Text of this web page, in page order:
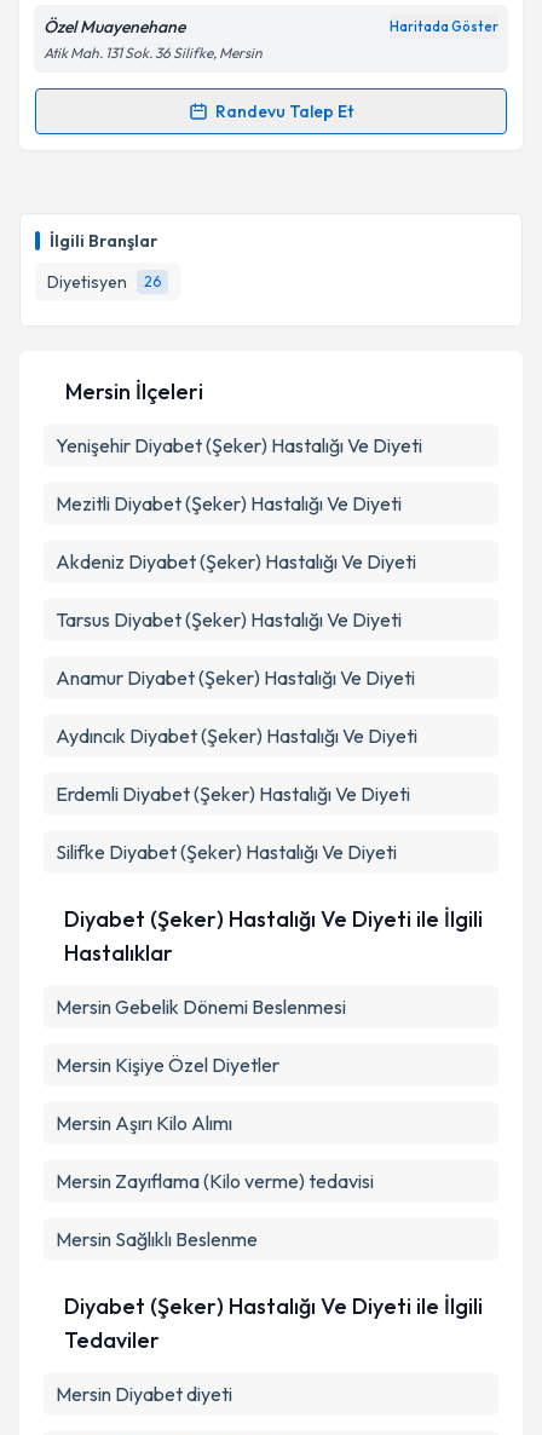
İlgili Branşlar
Diyetisyen
26
Kişisel verilerimin işlenmesine ilişkin
Metni'ni okudum ve kişisel verilerimin belirtilen
Özel Muayenehane Haritada Göster
Atik Mah. 131 Sok. 36 Silifke, Mersin
Randevu Talep Et
Randevu Takvimi Talebi
için bir takvim hazırlandığında e-posta ile
bilgilendireceğiz.
E-posta Adresiniz
Kişisel verilerimin işlenmesine ilişkinAydınlatma
kapsamda işlenmesini kabul ediyorum.
Takvim Talebini Gönder
Mersin İlçeleri
Yenişehir Diyabet (Şeker) Hastalığı Ve Diyeti
Mezitli Diyabet (Şeker) Hastalığı Ve Diyeti
Akdeniz Diyabet (Şeker) Hastalığı Ve Diyeti
Tarsus Diyabet (Şeker) Hastalığı Ve Diyeti
Anamur Diyabet (Şeker) Hastalığı Ve Diyeti
Aydıncık Diyabet (Şeker) Hastalığı Ve Diyeti
Erdemli Diyabet (Şeker) Hastalığı Ve Diyeti
Silifke Diyabet (Şeker) Hastalığı Ve Diyeti
Diyabet (Şeker) Hastalığı Ve Diyeti ile İlgili
Hastalıklar
Mersin Gebelik Dönemi Beslenmesi
Mersin Kişiye Özel Diyetler
Mersin Aşırı Kilo Alımı
Mersin Zayıflama (Kilo verme) tedavisi
Mersin Sağlıklı Beslenme
Diyabet (Şeker) Hastalığı Ve Diyeti ile İlgili
Tedaviler
Mersin Diyabet diyeti